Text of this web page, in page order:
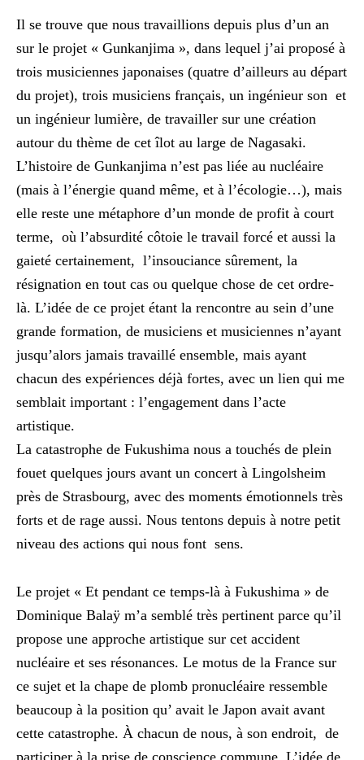
Il se trouve que nous travaillions depuis plus d’un an
sur le projet « Gunkanjima », dans lequel j’ai proposé à
trois musiciennes japonaises (quatre d’ailleurs au départ
du projet), trois musiciens français, un ingénieur son et
un ingénieur lumière, de travailler sur une création
autour du thème de cet îlot au large de Nagasaki.
L’histoire de Gunkanjima n’est pas liée au nucléaire
(mais à l’énergie quand même, et à l’écologie…), mais
elle reste une métaphore d’un monde de profit à court
terme, où l’absurdité côtoie le travail forcé et aussi la
gaieté certainement, l’insouciance sûrement, la
résignation en tout cas ou quelque chose de cet ordre-
là. L’idée de ce projet étant la rencontre au sein d’une
grande formation, de musiciens et musiciennes n’ayant
jusqu’alors jamais travaillé ensemble, mais ayant
chacun des expériences déjà fortes, avec un lien qui me
semblait important : l’engagement dans l’acte
artistique.
La catastrophe de Fukushima nous a touchés de plein
fouet quelques jours avant un concert à Lingolsheim
près de Strasbourg, avec des moments émotionnels très
forts et de rage aussi. Nous tentons depuis à notre petit
niveau des actions qui nous font sens.
Le projet « Et pendant ce temps-là à Fukushima » de
Dominique Balaÿ m’a semblé très pertinent parce qu’il
propose une approche artistique sur cet accident
nucléaire et ses résonances. Le motus de la France sur
ce sujet et la chape de plomb pronucléaire ressemble
beaucoup à la position qu’ avait le Japon avait avant
cette catastrophe. À chacun de nous, à son endroit, de
participer à la prise de conscience commune. L’idée de